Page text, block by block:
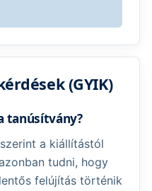
(GYIK)
tanúsítvány?
a kiállítástól
tudni, hogy
felújítás történik